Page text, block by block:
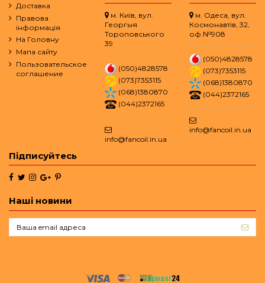
Доставка
Правова
інформація
На Головну
Мапа сайту
Пользовательское
соглашение
м. Київ, вул.
Георгыя
Тороповського
39
(050)4828578
(073)7353115
(068)1380870
(044)2372165
info@fancoil.in.ua
м. Одеса, вул.
Космонавтів, 32,
оф.№908
(050)4828578
(073)7353115
(068)1380870
(044)2372165
info@fancoil.in.ua
Підписуйтесь
Наші новини